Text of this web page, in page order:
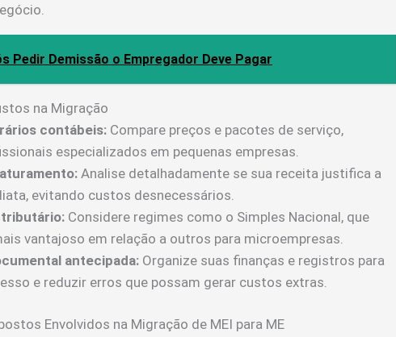
Pedir Demissão o Empregador Deve Pagar
na Migração
contábeis: Compare preços e pacotes de serviço,
especializados em pequenas empresas.
Analise detalhadamente se sua receita justifica a
evitando custos desnecessários.
tributário: Considere regimes como o Simples Nacional, que
vantajoso em relação a outros para microempresas.
antecipada: Organize suas finanças e registros para
e reduzir erros que possam gerar custos extras.
Envolvidos na Migração de MEI para ME